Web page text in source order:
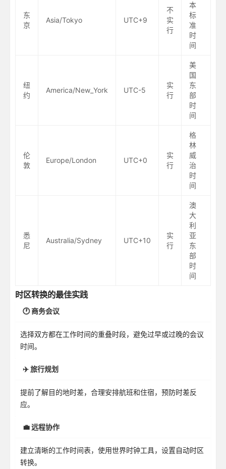
东
京
Asia/Tokyo UTC+9
不
实
行
本
标
准
时
间
纽
约
America/New_York UTC-5
实
行
美
国
东
部
时
间
伦
敦
Europe/London UTC+0
实
行
格
林
威
治
时
间
悉
尼
Australia/Sydney UTC+10
实
行
澳
大
利
亚
东
部
时
间
时区转换的最佳实践
🕐 商务会议
选择双方都在工作时间的重叠时段，避免过早或过晚的会议
时间。
✈️ 旅行规划
提前了解目的地时差，合理安排航班和住宿，预防时差反
应。
💼 远程协作
建立清晰的工作时间表，使用世界时钟工具，设置自动时区
转换。